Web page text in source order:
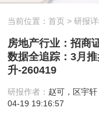
当前位置：首页 > 研报
房地产行业：招商
数据全追踪：3月
升-260419
研报作者： 赵可，区宇轩
04-19 19:16:57